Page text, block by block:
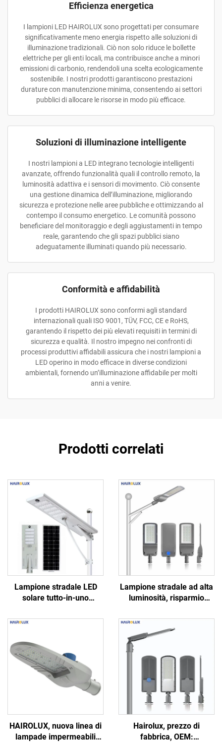
Efficienza energetica
I lampioni LED HAIROLUX sono progettati per consumare
significativamente meno energia rispetto alle soluzioni di
illuminazione tradizionali. Ciò non solo riduce le bollette
elettriche per gli enti locali, ma contribuisce anche a minori
emissioni di carbonio, rendendoli una scelta ecologicamente
sostenibile. I nostri prodotti garantiscono prestazioni
durature con manutenzione minima, consentendo ai settori
pubblici di allocare le risorse in modo più efficace.
Soluzioni di illuminazione intelligente
I nostri lampioni a LED integrano tecnologie intelligenti
avanzate, offrendo funzionalità quali il controllo remoto, la
luminosità adattiva e i sensori di movimento. Ciò consente
una gestione dinamica dell’illuminazione, migliorando
sicurezza e protezione nelle aree pubbliche e ottimizzando al
contempo il consumo energetico. Le comunità possono
beneficiare del monitoraggio e degli aggiustamenti in tempo
reale, garantendo che gli spazi pubblici siano
adeguatamente illuminati quando più necessario.
Conformità e affidabilità
I prodotti HAIROLUX sono conformi agli standard
internazionali quali ISO 9001, TÜV, FCC, CE e RoHS,
garantendo il rispetto dei più elevati requisiti in termini di
sicurezza e qualità. Il nostro impegno nei confronti di
processi produttivi affidabili assicura che i nostri lampioni a
LED operino in modo efficace in diverse condizioni
ambientali, fornendo un’illuminazione affidabile per molti
anni a venire.
Prodotti correlati
Lampione stradale LED
solare tutto-in-uno
fabbrica, in alluminio, con
solare in silicio
monocristallino
Lampione stradale ad alta
luminosità, risparmio
autostrade, lampada LED
brillante
HAIROLUX, nuova linea di
lampade impermeabili
Hairolux, prezzo di
fabbrica, OEM: